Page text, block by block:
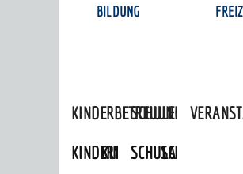
BILDUNG
KINDERBETREUUNG
KINDERTAGESPFLEGE
KINDERKRIPPEN
SCHULEN
SCHULARTEN